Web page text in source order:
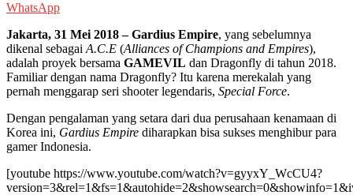
WhatsApp
Jakarta, 31 Mei 2018 – Gardius Empire, yang sebelumnya
dikenal sebagai A.C.E (Alliances of Champions and Empires),
adalah proyek bersama GAMEVIL dan Dragonfly di tahun 2018.
Familiar dengan nama Dragonfly? Itu karena merekalah yang
pernah menggarap seri shooter legendaris, Special Force.
Dengan pengalaman yang setara dari dua perusahaan kenamaan di
Korea ini, Gardius Empire diharapkan bisa sukses menghibur para
gamer Indonesia.
[youtube https://www.youtube.com/watch?v=gyyxY_WcCU4?